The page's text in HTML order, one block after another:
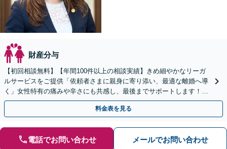
財産分与
【初回相談無料】【年間100件以上の相談実績】きめ細やかなリーガ
ルサービスをご提供「依頼者さまに親身に寄り添い、最適な離婚へ導
く」女性特有の痛みや辛さにも共感し、最後までサポートします！財
産分与／慰謝料／婚姻費用／養育費ほか
料金表を見る
電話でお問い合わせ メールでお問い合わせ